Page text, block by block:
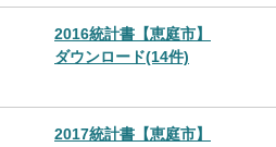
2016統計書【恵庭市】
ダウンロード(14件)
2017統計書【恵庭市】